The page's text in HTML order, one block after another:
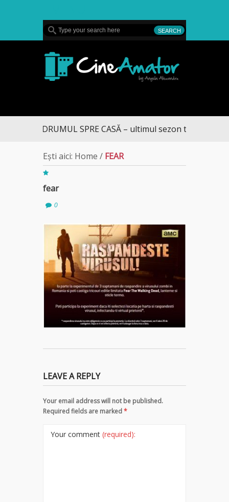
DRUMUL SPRE CASĂ – ultimul sezon te aduce la
Ești aici: Home / FEAR
fear
0
LEAVE A REPLY
Your email address will not be published.
Required fields are marked*
Your comment (required):